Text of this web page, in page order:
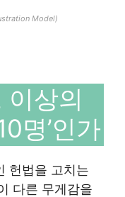
Model)
이상의
명’인가
헌법을 고치는
다른 무게감을